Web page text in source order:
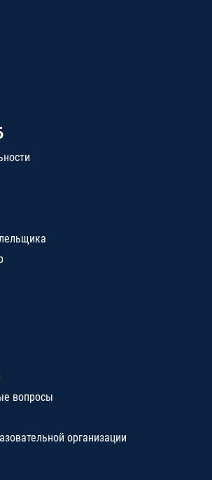
вопросы
организации